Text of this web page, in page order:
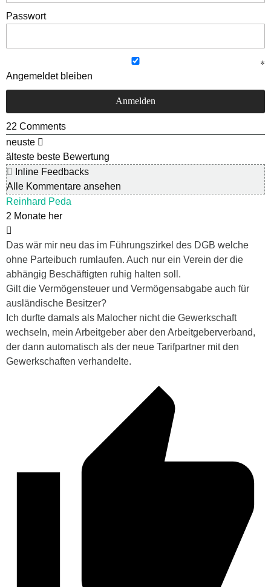
Passwort
Angemeldet bleiben
22 Comments
neuste
älteste beste Bewertung
Inline Feedbacks
Alle Kommentare ansehen
Reinhard Peda
2 Monate her
Das wär mir neu das im Führungszirkel des DGB welche
ohne Parteibuch rumlaufen. Auch nur ein Verein der die
abhängig Beschäftigten ruhig halten soll.
Gilt die Vermögensteuer und Vermögensabgabe auch für
ausländische Besitzer?
Ich durfte damals als Malocher nicht die Gewerkschaft
wechseln, mein Arbeitgeber aber den Arbeitgeberverband,
der dann automatisch als der neue Tarifpartner mit den
Gewerkschaften verhandelte.